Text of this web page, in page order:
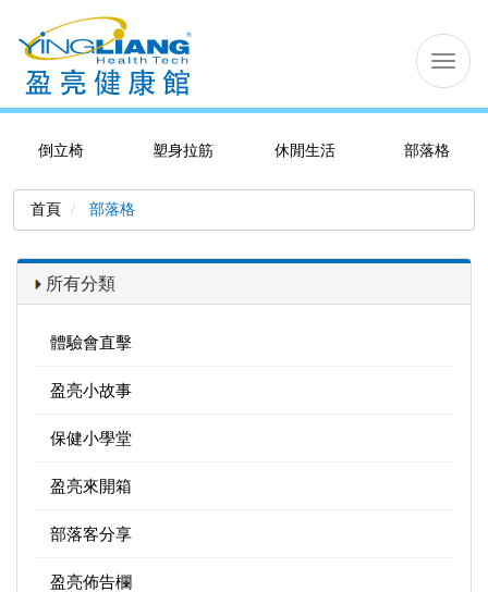
切
换
导
倒立椅
塑身拉筋 休閒生活 部落格
首頁 部落格
所有分類
體驗會直擊
盈亮小故事
保健小學堂
盈亮來開箱
部落客分享
盈亮佈告欄